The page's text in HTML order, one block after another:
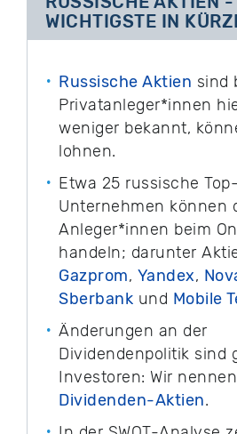
WICHTIGSTE IN
Russische Aktien sind
Privatanleger*innen
weniger bekannt,
lohnen.
Etwa 25 russische Top-
Unternehmen können
Anleger*innen beim
handeln; darunter
Gazprom, Yandex,
Sberbank und Mobile
Änderungen an der
Dividendenpolitik sind
Investoren: Wir
Dividenden-Aktien.